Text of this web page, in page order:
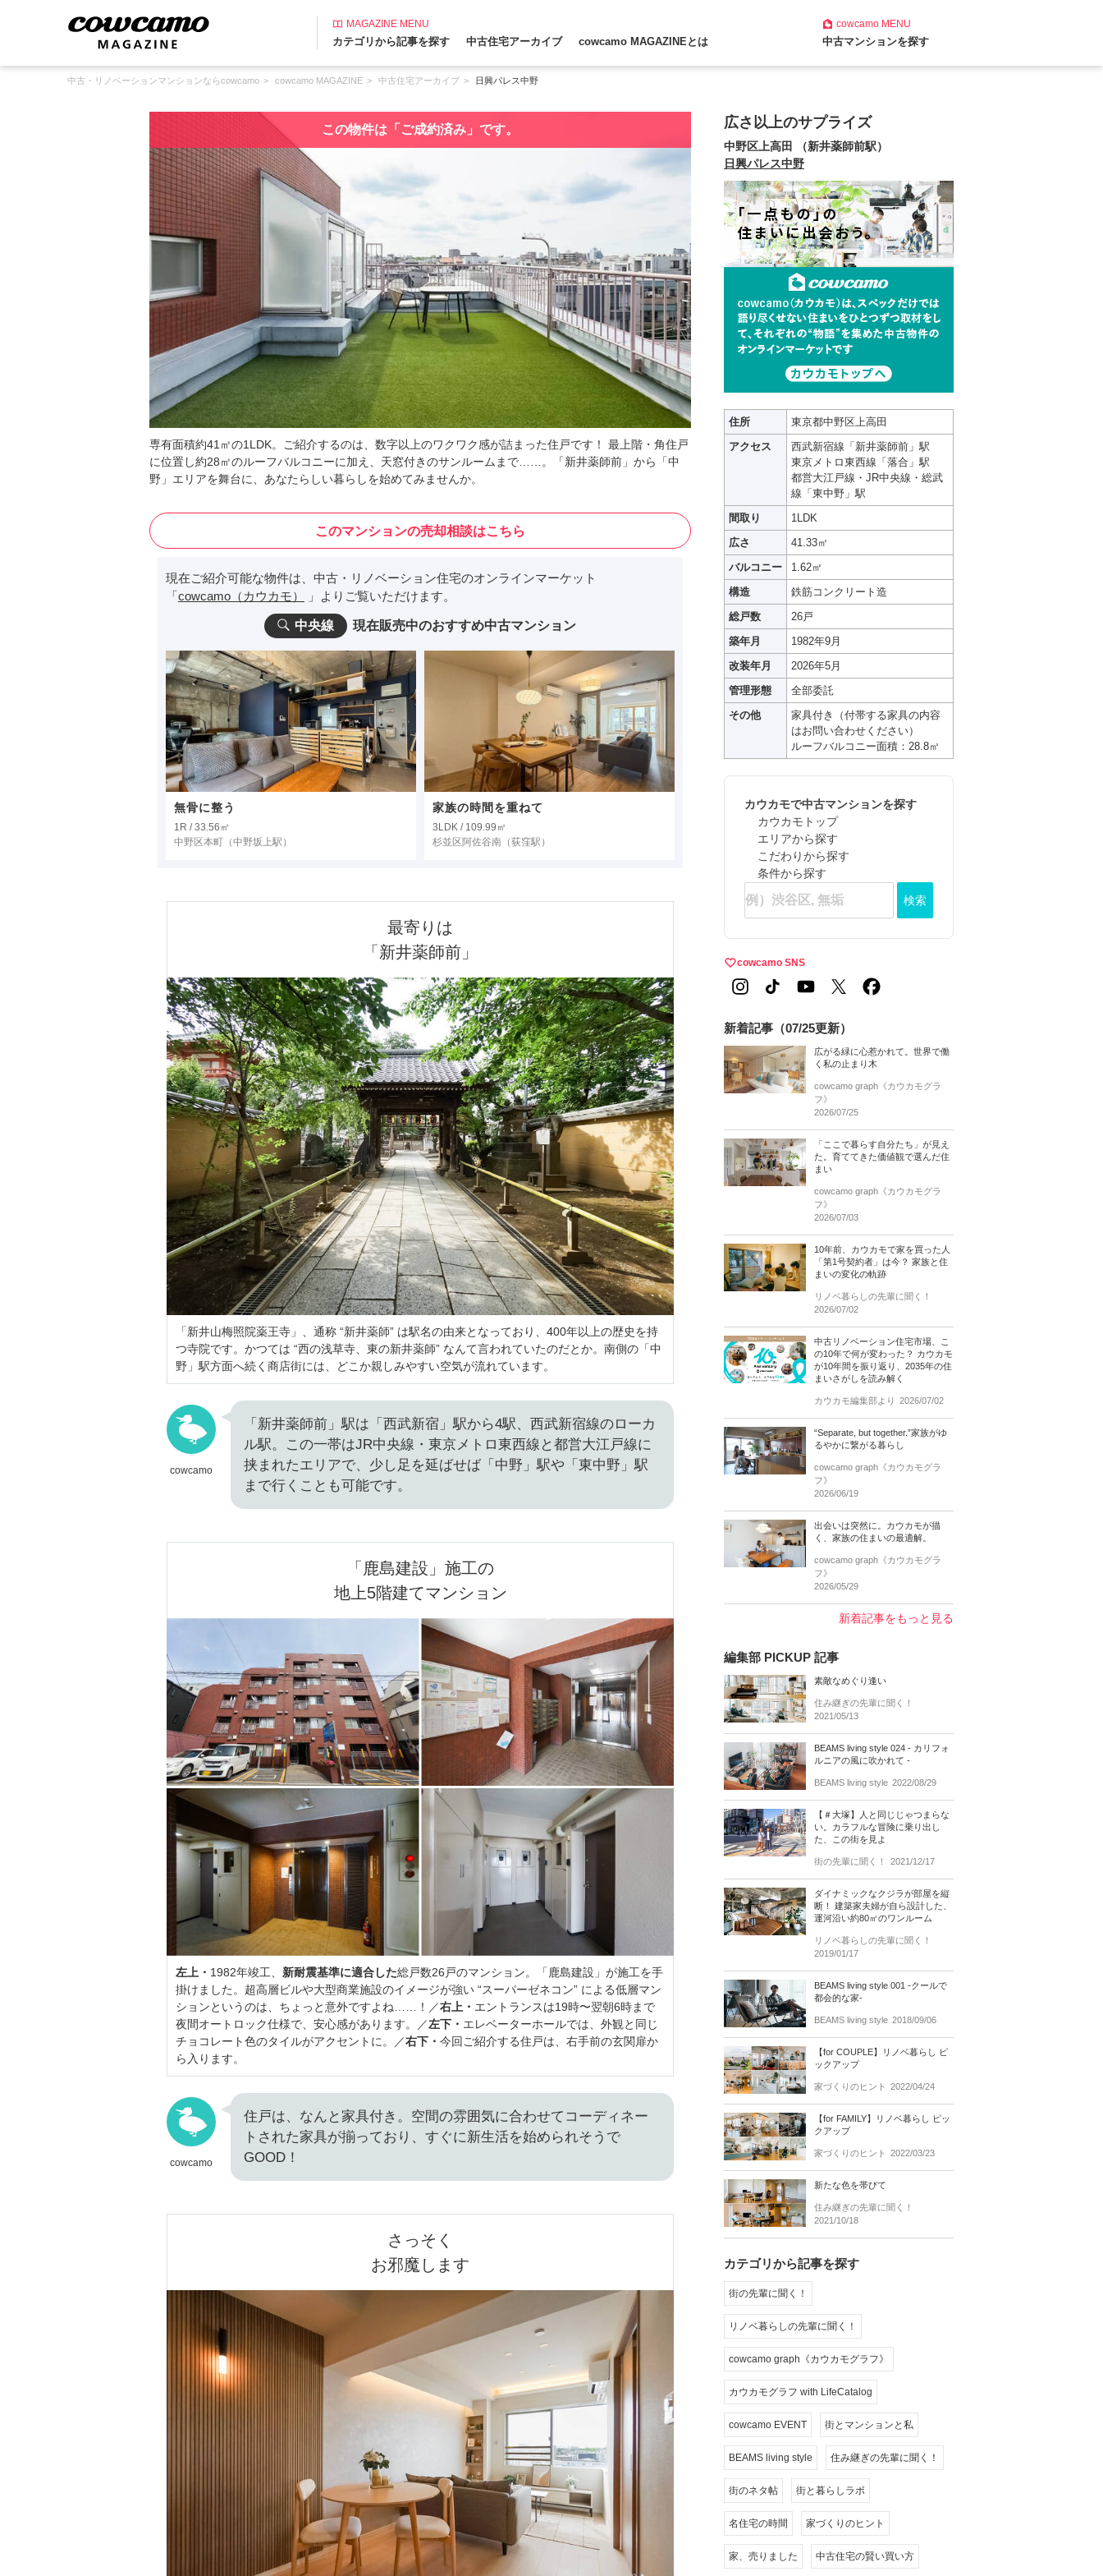
MAGAZINE MENU
カテゴリから記事を探す 中古住宅アーカイブ cowcamo MAGAZINEとは
cowcamoMENU
中古マンションを探す
中古・リノベーションマンションならcowcamo cowcamo MAGAZINE 中古住宅アーカイブ 日興パレス中野
この物件は「ご成約済み」です。
専有面積約41㎡の1LDK。ご紹介するのは、数字以上のワクワク感が詰まった住戸です！ 最上階・角住戸
に位置し約28㎡のルーフバルコニーに加え、天窓付きのサンルームまで……。「新井薬師前」から「中
野」エリアを舞台に、あなたらしい暮らしを始めてみませんか。
このマンションの売却相談はこちら
現在ご紹介可能な物件は、中古・リノベーション住宅のオンラインマーケット
「cowcamo（カウカモ） 」よりご覧いただけます。
中央線 現在販売中のおすすめ中古マンション
無骨に整う
1R / 33.56㎡
中野区本町 （中野坂上駅）
家族の時間を重ねて
3LDK / 109.99㎡
杉並区阿佐谷南 （荻窪駅）
最寄りは
「新井薬師前」
「新井山梅照院薬王寺」、通称 “新井薬師” は駅名の由来となっており、400年以上の歴史を持
つ寺院です。かつては “西の浅草寺、東の新井薬師” なんて言われていたのだとか。南側の「中
野」駅方面へ続く商店街には、どこか親しみやすい空気が流れています。
cowcamo
「新井薬師前」駅は「西武新宿」駅から4駅、西武新宿線のローカ
ル駅。この一帯はJR中央線・東京メトロ東西線と都営大江戸線に
挟まれたエリアで、少し足を延ばせば「中野」駅や「東中野」駅
まで行くことも可能です。
「鹿島建設」施工の
地上5階建てマンション
左上・ 1982年竣工、 新耐震基準に適合した総戸数26戸のマンション。「鹿島建設」が施工を手
掛けました。超高層ビルや大型商業施設のイメージが強い “スーパーゼネコン” による低層マン
ションというのは、ちょっと意外ですよね……！／右上・ エントランスは19時〜翌朝6時まで
夜間オートロック仕様で、安心感があります。／左下・ エレベーターホールでは、外観と同じ
チョコレート色のタイルがアクセントに。／右下・ 今回ご紹介する住戸は、右手前の玄関扉か
ら入ります。
cowcamo
住戸は、なんと家具付き。空間の雰囲気に合わせてコーディネー
トされた家具が揃っており、すぐに新生活を始められそうで
GOOD！
さっそく
お邪魔します
広さ以上のサプライズ
中野区上高田 （新井薬師前駅）
日興パレス中野
住所
東京都中野区上高田
アクセス
西武新宿線「新井薬師前」駅
東京メトロ東西線「落合」駅
都営大江戸線・JR中央線・総武
線「東中野」駅
間取り
1LDK
広さ
41.33㎡
バルコニー
1.62㎡
構造
鉄筋コンクリート造
総戸数
26戸
築年月
1982年9月
改装年月
2026年5月
管理形態
全部委託
その他
家具付き（付帯する家具の内容
はお問い合わせください）
ルーフバルコニー面積：28.8㎡
カウカモで中古マンションを探す
カウカモトップ
エリアから探す
こだわりから探す
条件から探す
検索
cowcamo SNS
新着記事（07/25更新）
広がる緑に心惹かれて。世界で働
く私の止まり木
cowcamo graph《カウカモグラ
フ》
2026/07/25
「ここで暮らす自分たち」が見え
た。育ててきた価値観で選んだ住
まい
cowcamo graph《カウカモグラ
フ》
2026/07/03
10年前、カウカモで家を買った人
「第1号契約者」は今？ 家族と住
まいの変化の軌跡
リノベ暮らしの先輩に聞く！
2026/07/02
中古リノベーション住宅市場、こ
の10年で何が変わった？ カウカモ
が10年間を振り返り、2035年の住
まいさがしを読み解く
カウカモ編集部より 2026/07/02
“Separate, but together.”家族がゆ
るやかに繋がる暮らし
cowcamo graph《カウカモグラ
フ》
2026/06/19
出会いは突然に。カウカモが描
く、家族の住まいの最適解。
cowcamo graph《カウカモグラ
フ》
2026/05/29
新着記事をもっと見る
編集部 PICKUP 記事
素敵なめぐり逢い
住み継ぎの先輩に聞く！
2021/05/13
BEAMS living style 024 - カリフォ
ルニアの風に吹かれて -
BEAMS living style 2022/08/29
【＃大塚】人と同じじゃつまらな
い。カラフルな冒険に乗り出し
た、この街を見よ
街の先輩に聞く！ 2021/12/17
ダイナミックなクジラが部屋を縦
断！ 建築家夫婦が自ら設計した、
運河沿い約80㎡のワンルーム
リノベ暮らしの先輩に聞く！
2019/01/17
BEAMS living style 001 -クールで
都会的な家-
BEAMS living style 2018/09/06
【for COUPLE】リノベ暮らし ピ
ックアップ
家づくりのヒント 2022/04/24
【for FAMILY】リノベ暮らし ピッ
クアップ
家づくりのヒント 2022/03/23
新たな色を帯びて
住み継ぎの先輩に聞く！
2021/10/18
カテゴリから記事を探す
街の先輩に聞く！
リノベ暮らしの先輩に聞く！
cowcamo graph《カウカモグラフ》
カウカモグラフ with LifeCatalog
cowcamo EVENT 街とマンションと私
BEAMS living style 住み継ぎの先輩に聞く！
街のネタ帖 街と暮らしラボ
名住宅の時間 家づくりのヒント
家、売りました 中古住宅の賢い買い方